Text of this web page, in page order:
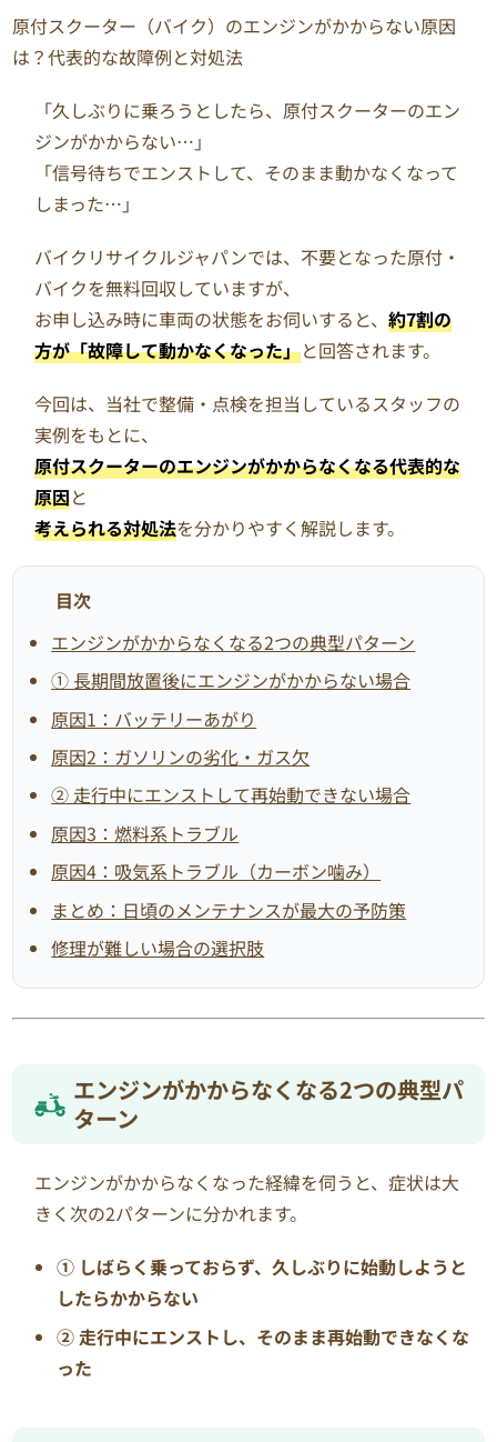
原付スクーター（バイク）のエンジンがかからない原因
は？代表的な故障例と対処法
「久しぶりに乗ろうとしたら、原付スクーターのエン
ジンがかからない…」
「信号待ちでエンストして、そのまま動かなくなって
しまった…」
バイクリサイクルジャパンでは、不要となった原付・
バイクを無料回収していますが、
お申し込み時に車両の状態をお伺いすると、約7割の
方が「故障して動かなくなった」と回答されます。
今回は、当社で整備・点検を担当しているスタッフの
実例をもとに、
原付スクーターのエンジンがかからなくなる代表的な
原因と
考えられる対処法を分かりやすく解説します。
目次
エンジンがかからなくなる2つの典型パターン
① 長期間放置後にエンジンがかからない場合
原因1：バッテリーあがり
原因2：ガソリンの劣化・ガス欠
② 走行中にエンストして再始動できない場合
原因3：燃料系トラブル
原因4：吸気系トラブル（カーボン噛み）
まとめ：日頃のメンテナンスが最大の予防策
修理が難しい場合の選択肢
エンジンがかからなくなる2つの典型パ
ターン
エンジンがかからなくなった経緯を伺うと、症状は大
きく次の2パターンに分かれます。
① しばらく乗っておらず、久しぶりに始動しようと
したらかからない
② 走行中にエンストし、そのまま再始動できなくな
った